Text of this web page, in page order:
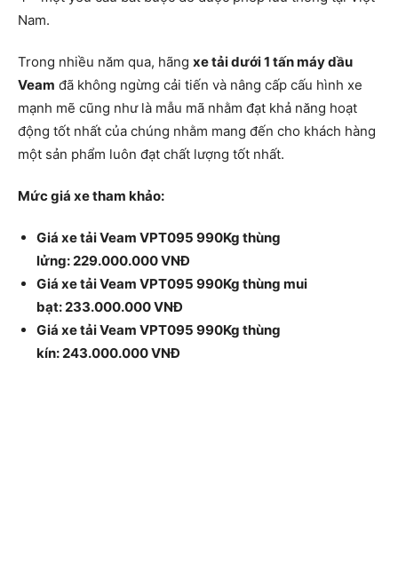
Nam.
Trong nhiều năm qua, hãng xe tải dưới 1 tấn máy dầu
Veam đã không ngừng cải tiến và nâng cấp cấu hình xe
mạnh mẽ cũng như là mẫu mã nhằm đạt khả năng hoạt
động tốt nhất của chúng nhằm mang đến cho khách hàng
một sản phẩm luôn đạt chất lượng tốt nhất.
Mức giá xe tham khảo:
Giá xe tải Veam VPT095 990Kg thùng
lửng: 229.000.000 VNĐ
Giá xe tải Veam VPT095 990Kg thùng mui
bạt: 233.000.000 VNĐ
Giá xe tải Veam VPT095 990Kg thùng
kín: 243.000.000 VNĐ